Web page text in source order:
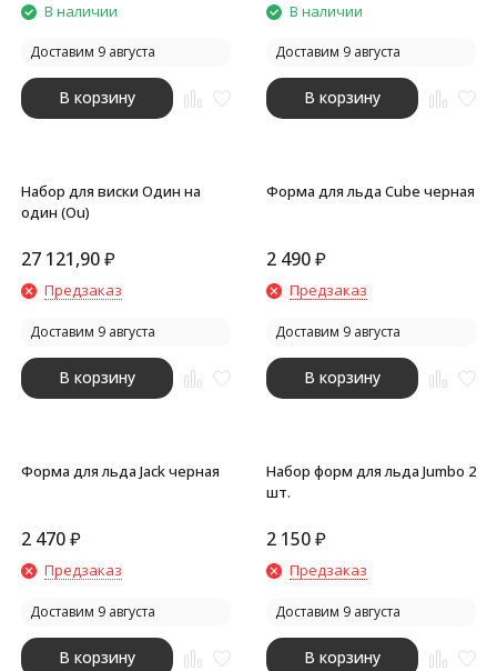
В наличии
Доставим 9 августа
В корзину
В наличии
Доставим 9 августа
В корзину
Набор для виски Один на
один (Ou)
27 121,90₽
Предзаказ
Доставим 9 августа
В корзину
Форма для льда Cube черная
2 490₽
Предзаказ
Доставим 9 августа
В корзину
Форма для льда Jack черная
2 470₽
Предзаказ
Доставим 9 августа
В корзину
Набор форм для льда Jumbo 2
шт.
2 150₽
Предзаказ
Доставим 9 августа
В корзину